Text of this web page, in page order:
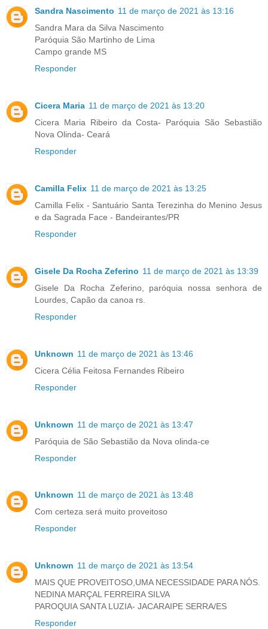
Sandra Nascimento 11 de março de 2021 às 13:16
Sandra Mara da Silva Nascimento
Paróquia São Martinho de Lima
Campo grande MS
Responder
Cicera Maria 11 de março de 2021 às 13:20
Cicera Maria Ribeiro da Costa- Paróquia São Sebastião
Nova Olinda- Ceará
Responder
Camilla Felix 11 de março de 2021 às 13:25
Camilla Felix - Santuário Santa Terezinha do Menino Jesus
e da Sagrada Face - Bandeirantes/PR
Responder
Gisele Da Rocha Zeferino 11 de março de 2021 às 13:39
Gisele Da Rocha Zeferino, paróquia nossa senhora de
Lourdes, Capão da canoa rs.
Responder
Unknown 11 de março de 2021 às 13:46
Cicera Célia Feitosa Fernandes Ribeiro
Responder
Unknown 11 de março de 2021 às 13:47
Paróquia de São Sebastião da Nova olinda-ce
Responder
Unknown 11 de março de 2021 às 13:48
Com certeza será muito proveitoso
Responder
Unknown 11 de março de 2021 às 13:54
MAIS QUE PROVEITOSO,UMA NECESSIDADE PARA NÓS.
NEDINA MARÇAL FERREIRA SILVA
PAROQUIA SANTA LUZIA- JACARAIPE SERRA/ES
Responder